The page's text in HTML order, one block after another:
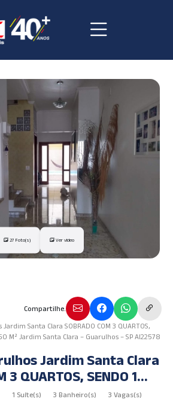
27 Foto(s) Ver vídeo
Compartilhe.
Santa Clara SOBRADO COM 3 QUARTOS,
M² Jardim Santa Clara – Guarulhos – SP AI22578
Jardim Santa Clara
3 QUARTOS, SENDO 1
250 m² Jardim Santa
1 Suíte(s) 3 Banheiro(s)
3 Vagas(s)